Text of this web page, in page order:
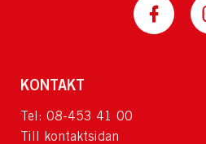
KONTAKT
Tel: 08-453 41 00
Till kontaktsidan